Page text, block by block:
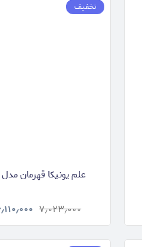
تخفیف
علم یونیکا قهرمان
۷٫۰۲۳٫۰۰۰